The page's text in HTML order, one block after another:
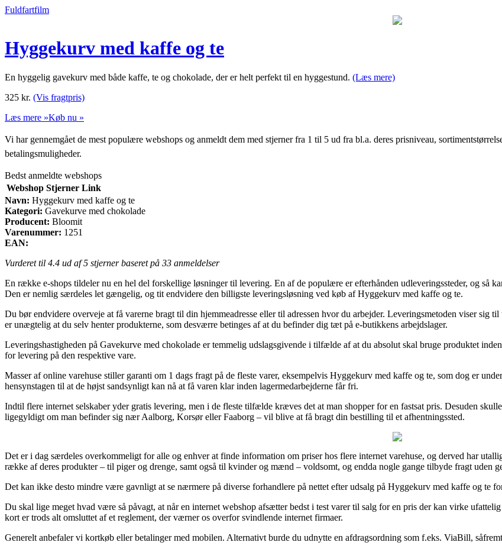
Fuldfartfilm
Hyggekurv med kaffe og te
En hyggelig gavekurv med både kaffe, te og chokolade, der er helt perfekt til en hyggestund. (Læs mere)
325 kr. (Vis fragtpris)
Læs mere »Køb nu »
Vi har gennemgået de mest populære webshops og anmeldt dem med stjerner fra 1 til 5 ud fra bl.a. deres prisniveau,
betalingsmuligheder.
Bedst anmeldte webshops
Webshop Stjerner Link
Navn: Hyggekurv med kaffe og te
Kategori: Gavekurve med chokolade
Producent: Bloomit
Varenummer: 1251
EAN:
Vurderet til 4.4 ud af 5 stjerner baseret på 33 anmeldelser
En række e-shops tildeler nu en hel del forskellige løsninger til levering. En af de populære er efterhånden udleveringssteder, og så
Den er nemlig særdeles let gængelig, og tit endvidere den billigste leveringsløsning ved køb af Hyggekurv med kaffe og te.
Du bør endvidere overveje at få varerne bragt til din hjemmeadresse eller til adressen hvor du arbejder. Leveringsmetoden viser sig
er unægtelig at du selv henter produkterne, som desværre betinges af at du befinder dig tæt på e-butikkens arbejdslager.
Leveringshastigheden på Gavekurve med chokolade er temmelig udslagsgivende i tilfælde af at du absolut skal bruge produktet
for levering på den respektive vare.
Masser af online varehuse stiller garanti om 1 dags fragt på de fleste varer, eksempelvis Hyggekurv med kaffe og te, som dog er
hensynstagen til at de højst sandsynligt kan nå at få varen klar inden lagermedarbejderne får fri.
Indtil flere internet selskaber yder gratis levering, men i de fleste tilfælde kræves det at man shopper for en fastsat pris. Desuden
ligegyldigt om man befinder sig nær Aalborg, Korsør eller Faaborg – vil blive at få bragt din bestilling til et afhentningssted.
Det er i dag særdeles overkommeligt for alle og enhver at finde information om priser hos flere internet varehuse, og derved har
række af deres produkter – til piger og drenge, samt også til kvinder og mænd – voldsomt, og endda nogle gange tilbyde fragt uden
Det kan ikke desto mindre være gavnligt at se nærmere på diverse forhandlere på nettet efter udsalg på Hyggekurv med kaffe og te
Du skal lige meget hvad være så påvagt, at når en internet webshop afsætter bedst i test varer til salg for en pris der kan virke
kort er trods alt omsluttet af et reglement, der værner os overfor svindlende internet firmaer.
Generelt anbefaler vi kortkøb eller betalinger med mobilen. Alternativt burde du udnytte en afdragsordning som f.eks. ViaBill,